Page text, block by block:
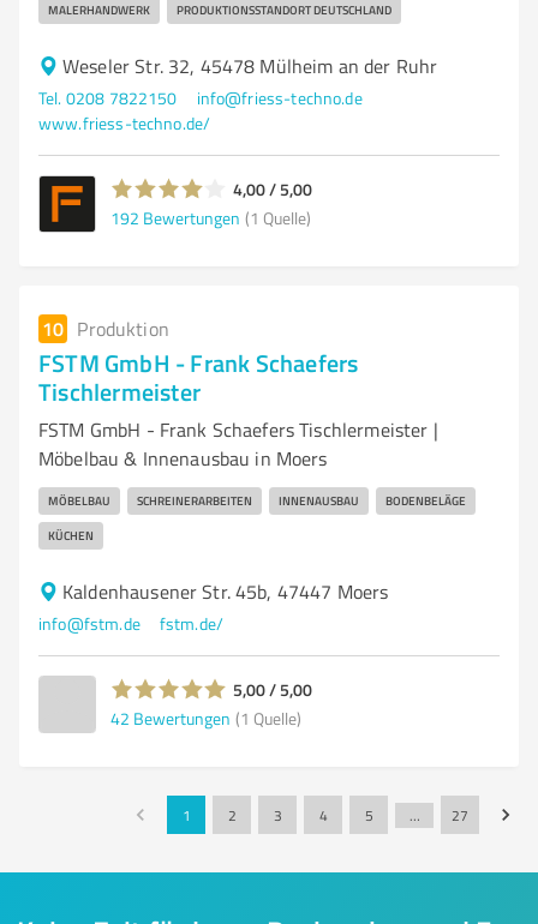
MALERHANDWERK PRODUKTIONSSTANDORT DEUTSCHLAND
Weseler Str. 32, 45478 Mülheim an der Ruhr
Tel. 0208 7822150
info@friess-techno.de
www.friess-techno.de/
4,00 / 5,00
192 Bewertungen (1 Quelle)
10 Produktion
FSTM GmbH - Frank Schaefers
Tischlermeister
FSTM GmbH - Frank Schaefers Tischlermeister |
Möbelbau & Innenausbau in Moers
MÖBELBAU SCHREINERARBEITEN INNENAUSBAU BODENBELÄGE
KÜCHEN
Kaldenhausener Str. 45b, 47447 Moers
info@fstm.de fstm.de/
5,00 / 5,00
42 Bewertungen (1 Quelle)
1 2 3 4 5 … 27